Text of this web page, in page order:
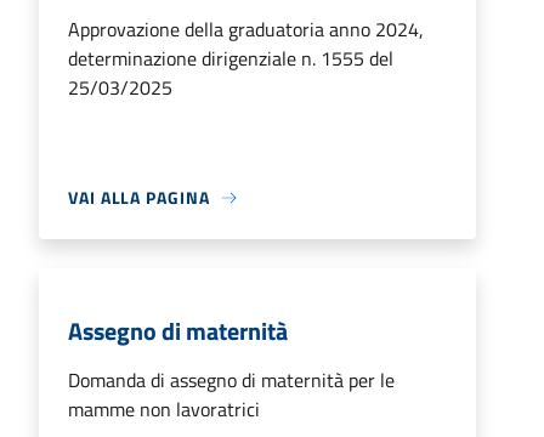
Approvazione della graduatoria anno 2024,
determinazione dirigenziale n. 1555 del
25/03/2025
VAI ALLA PAGINA
Assegno di maternità
Domanda di assegno di maternità per le
mamme non lavoratrici